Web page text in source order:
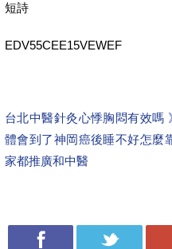
短詩
EDV55CEE15VEWEF
台北中醫針灸心悸胸悶有效嗎
體會到了神岡癌後睡不好怎麼
家都推廣和中醫